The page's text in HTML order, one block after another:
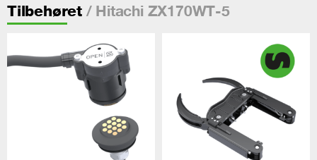
Tilbehøret/ Hitachi ZX170WT-5